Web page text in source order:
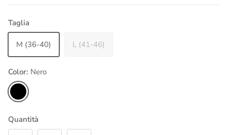
Taglia
M (36-40) L (41-46)
Color: Nero
Nero
Quantità